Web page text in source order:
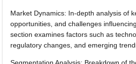
Market Dynamics: In-depth analysis of
opportunities, and challenges
section examines factors such as
regulatory changes, and emerging